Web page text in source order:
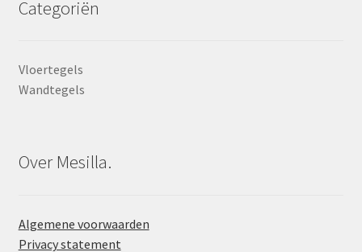
Categoriën
Vloertegels
Wandtegels
Over Mesilla.
Algemene voorwaarden
Privacy statement